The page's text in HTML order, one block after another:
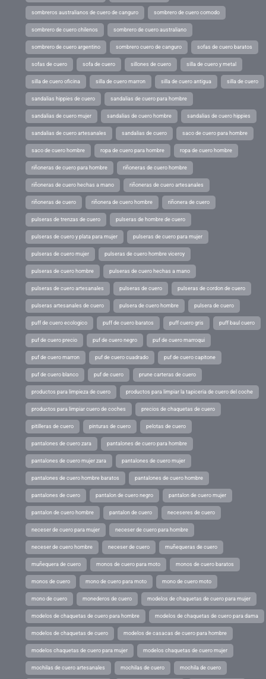
sombreros australianos de cuero de canguro sombrero de cuero comodo
sombrero de cuero chilenos sombrero de cuero australiano
sombrero de cuero argentino sombrero cuero de canguro sofas de cuero baratos
sofas de cuero sofa de cuero sillones de cuero silla de cuero y metal
silla de cuero oficina silla de cuero marron silla de cuero antigua silla de cuero
sandalias hippies de cuero sandalias de cuero para hombre
sandalias de cuero mujer sandalias de cuero hombre sandalias de cuero hippies
sandalias de cuero artesanales sandalias de cuero saco de cuero para hombre
saco de cuero hombre ropa de cuero para hombre ropa de cuero hombre
riñoneras de cuero para hombre riñoneras de cuero hombre
riñoneras de cuero hechas a mano riñoneras de cuero artesanales
riñoneras de cuero riñonera de cuero hombre riñonera de cuero
pulseras de trenzas de cuero pulseras de hombre de cuero
pulseras de cuero y plata para mujer pulseras de cuero para mujer
pulseras de cuero mujer pulseras de cuero hombre viceroy
pulseras de cuero hombre pulseras de cuero hechas a mano
pulseras de cuero artesanales pulseras de cuero pulseras de cordon de cuero
pulseras artesanales de cuero pulsera de cuero hombre pulsera de cuero
puff de cuero ecologico puff de cuero baratos puff cuero gris puff baul cuero
puf de cuero precio puf de cuero negro puf de cuero marroqui
puf de cuero marron puf de cuero cuadrado puf de cuero capitone
puf de cuero blanco puf de cuero prune carteras de cuero
productos para limpieza de cuero productos para limpiar la tapiceria de cuero del coche
productos para limpiar cuero de coches precios de chaquetas de cuero
pitilleras de cuero pinturas de cuero pelotas de cuero
pantalones de cuero zara pantalones de cuero para hombre
pantalones de cuero mujer zara pantalones de cuero mujer
pantalones de cuero hombre baratos pantalones de cuero hombre
pantalones de cuero pantalon de cuero negro pantalon de cuero mujer
pantalon de cuero hombre pantalon de cuero neceseres de cuero
neceser de cuero para mujer neceser de cuero para hombre
neceser de cuero hombre neceser de cuero muñequeras de cuero
muñequera de cuero monos de cuero para moto monos de cuero baratos
monos de cuero mono de cuero para moto mono de cuero moto
mono de cuero monederos de cuero modelos de chaquetas de cuero para mujer
modelos de chaquetas de cuero para hombre modelos de chaquetas de cuero para dama
modelos de chaquetas de cuero modelos de casacas de cuero para hombre
modelos chaquetas de cuero para mujer modelos chaquetas de cuero mujer
mochilas de cuero artesanales mochilas de cuero mochila de cuero